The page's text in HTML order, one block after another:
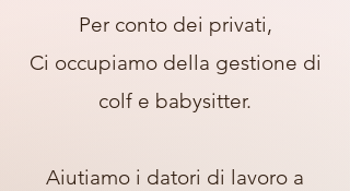
Per conto dei privati,
Ci occupiamo della gestione di
colf e babysitter.
Aiutiamo i datori di lavoro a